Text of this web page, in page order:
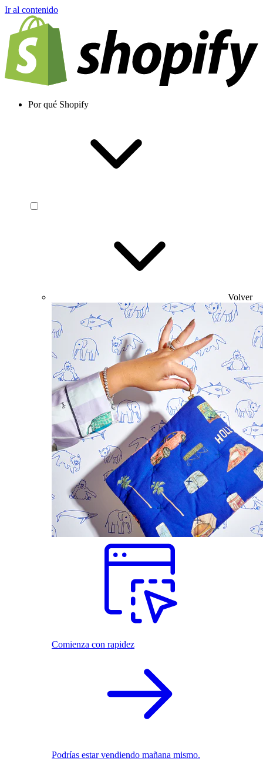
Ir al contenido
Por qué Shopify
Volver
Comienza con rapidez
Podrías estar vendiendo mañana mismo.